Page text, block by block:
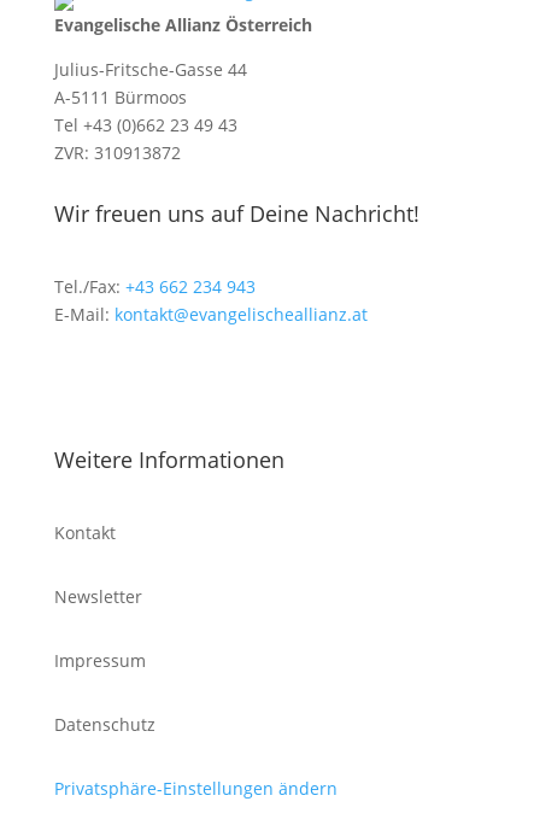
Evangelische Allianz Österreich
Julius-Fritsche-Gasse 44
A-5111 Bürmoos
Tel +43 (0)662 23 49 43
ZVR: 310913872
Wir freuen uns auf Deine Nachricht!
Tel./Fax: +43 662 234 943
E-Mail: kontakt@evangelischeallianz.at
Weitere Informationen
Kontakt
Newsletter
Impressum
Datenschutz
Privatsphäre-Einstellungen ändern